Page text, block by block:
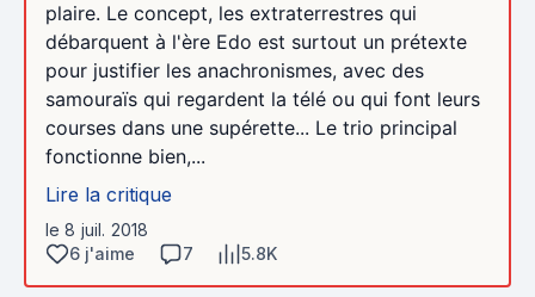
plaire. Le concept, les extraterrestres qui
débarquent à l'ère Edo est surtout un prétexte
pour justifier les anachronismes, avec des
samouraïs qui regardent la télé ou qui font leurs
courses dans une supérette... Le trio principal
fonctionne bien,...
Lire la critique
le 8 juil. 2018
6 j'aime
7 5.8K